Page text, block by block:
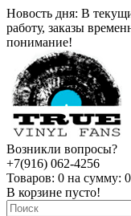
Новость дня: В
работу, заказы
понимание!
Возникли вопросы?
+7(916) 062-4256
Товаров: 0 на сумму:
В корзине пусто!